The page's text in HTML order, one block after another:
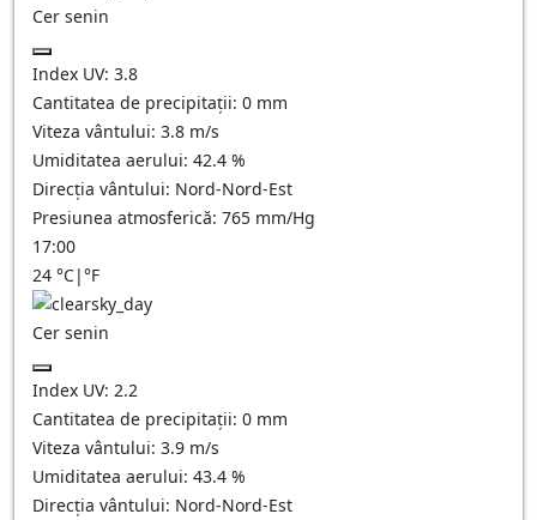
Cer senin
Index UV: 3.8
Cantitatea de precipitații: 0 mm
Viteza vântului: 3.8 m/s
Umiditatea aerului: 42.4 %
Direcția vântului: Nord-Nord-Est
Presiunea atmosferică: 765 mm/Hg
17:00
24 °C|°F
Cer senin
Index UV: 2.2
Cantitatea de precipitații: 0 mm
Viteza vântului: 3.9 m/s
Umiditatea aerului: 43.4 %
Direcția vântului: Nord-Nord-Est